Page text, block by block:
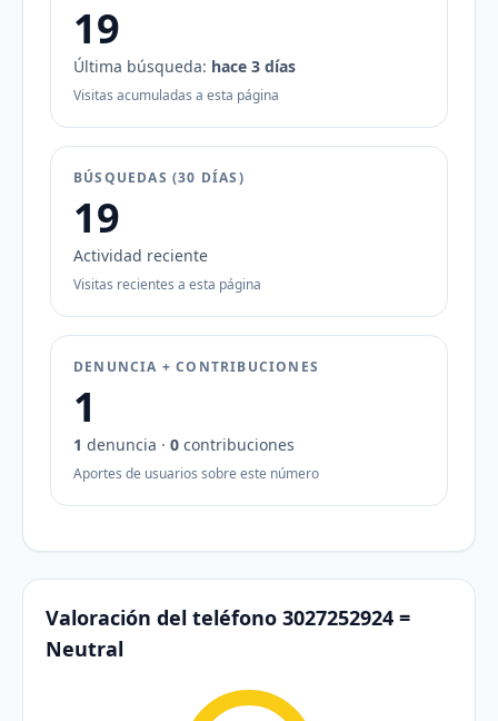
19
Última búsqueda: hace 3 días
Visitas acumuladas a esta página
BÚSQUEDAS (30 DÍAS)
19
Actividad reciente
Visitas recientes a esta página
DENUNCIA + CONTRIBUCIONES
1
1 denuncia · 0 contribuciones
Aportes de usuarios sobre este número
Valoración del teléfono 3027252924 =
Neutral